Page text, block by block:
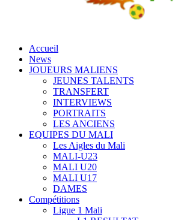
Accueil
News
JOUEURS MALIENS
JEUNES TALENTS
TRANSFERT
INTERVIEWS
PORTRAITS
LES ANCIENS
EQUIPES DU MALI
Les Aigles du Mali
MALI-U23
MALI U20
MALI U17
DAMES
Compétitions
Ligue 1 Mali